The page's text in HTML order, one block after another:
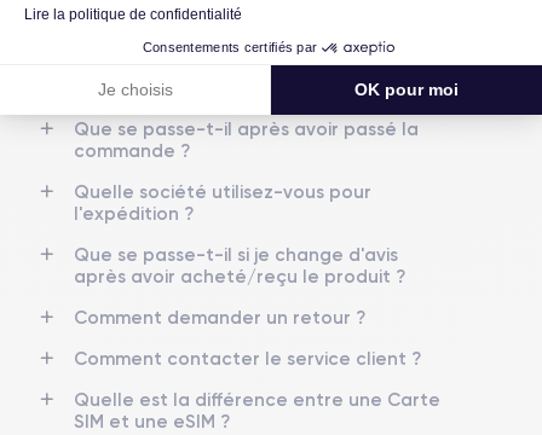
Lire la politique de confidentialité
Consentements certifiés par
Je choisis OK pour moi
Caméra Principale Caméra Frontale
12 Mpx
Résolution vidéo
4K - 3840 x 2160 px
Recharge rapide
Oui, 20W
Batterie
3125 mAh
Type de SIM
Réseau mobile Débloqué
vous pouvez consulter lafiche technique de l'iPhone 13 Pro.
Quels sont vos modes de paiement ?
Est-il possible de payer l'iPhone 13 Pro en
plusieurs fois ?
Que se passe-t-il après avoir passé la
commande ?
Quelle société utilisez-vous pour
l'expédition ?
Que se passe-t-il si je change d'avis
après avoir acheté/reçu le produit ?
Comment demander un retour ?
Comment contacter le service client ?
Quelle est la différence entre une Carte
SIM et une eSIM ?